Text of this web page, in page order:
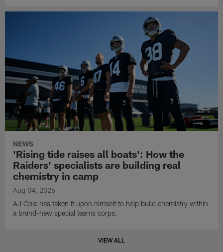
NEWS
'Rising tide raises all boats': How the
Raiders' specialists are building real
chemistry in camp
Aug 04, 2026
AJ Cole has taken it upon himself to help build chemistry within
a brand-new special teams corps.
VIEW ALL